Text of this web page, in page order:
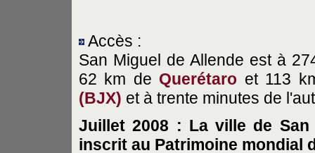
Accès :
San Miguel de Allende est à
62 km de Querétaro et 113
(BJX) et à trente minutes de
Juillet 2008 : La ville de
inscrit au Patrimoine mondial